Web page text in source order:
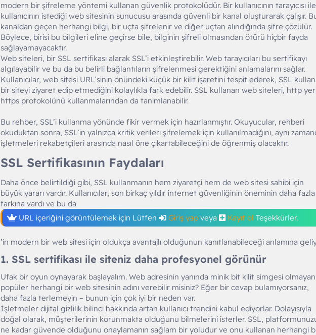
e
m
e
r
modern bir şifreleme yöntemi kullanan güvenlik protokolüdür. Bir kullanıcının tarayıcısı ile
kullanıcının istediği web sitesinin sunucusu arasında güvenli bir kanal oluşturarak çalışır.
kanaldan geçen herhangi bilgi, bir uçta şifrelenir ve diğer uçtan alındığında şifre çözülür.
Böylece, birisi bu bilgileri eline geçirse bile, bilginin şifreli olmasından ötürü hiçbir fayda
sağlayamayacaktır.
Web siteleri, bir SSL sertifikası alarak SSL’i etkinleştirebilir. Web tarayıcıları bu sertifikayı
algılayabilir ve bu da bu belirli bağlantıların şifrelenmesi gerektiğini anlamalarını sağlar.
Kullanıcılar, web sitesi URL’sinin önündeki küçük bir kilit işaretini tespit ederek, SSL
bir siteyi ziyaret edip etmediğini kolaylıkla fark edebilir. SSL kullanan web siteleri, http
https protokolünü kullanmalarından da tanımlanabilir.
Bu rehber, SSL’i kullanma yönünde fikir vermek için hazırlanmıştır. Okuyucular, rehberi
okuduktan sonra, SSL’in yalnızca kritik verileri şifrelemek için kullanılmadığını, aynı
işletmeleri rekabetçileri arasında nasıl öne çıkartabileceğini de öğrenmiş olacaktır.
SSL Sertifikasının Faydaları​
Daha önce belirtildiği gibi, SSL kullanmanın hem ziyaretçi hem de web sitesi sahibi için
büyük yararı vardır. Kullanıcılar, son birkaç yıldır internet güvenliğinin öneminin daha fazla
farkına vardı ve bu da
URL içeriğini görüntülemek için Lütfen
Giriş yap veya Kayıt ol Teşekkürler.
’in modern bir web sitesi için oldukça avantajlı olduğunun kanıtlanabileceği anlamına
1. SSL sertifikası ile siteniz daha profesyonel görünür​
Ufak bir oyun oynayarak başlayalım. Web adresinin yanında minik bit kilit simgesi olmayan
popüler herhangi bir web sitesinin adını verebilir misiniz? Eğer bir cevap bulamıyorsanız,
daha fazla terlemeyin – bunun için çok iyi bir neden var.
İşletmeler dijital gizlilik bilinci hakkında artan kullanıcı trendini kabul ediyorlar. Dolayısıyla
doğal olarak, müşterilerinin korunmakta olduğunu bilmelerini isterler. SSL,
ne kadar güvende olduğunu onaylamanın sağlam bir yoludur ve onu kullanan herhangi